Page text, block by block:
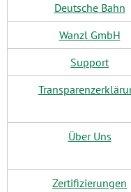
Deutsche Bahn
Wanzl GmbH
Support
Über Uns
Zertifizierungen